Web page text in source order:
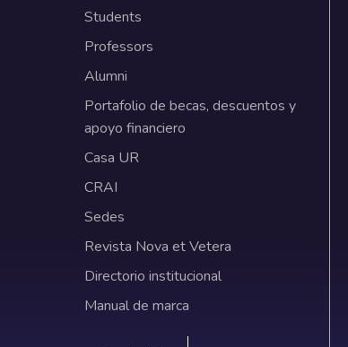
Students
Professors
Alumni
Portafolio de becas, descuentos y
apoyo financiero
Casa UR
CRAI
Sedes
Revista Nova et Vetera
Directorio institucional
Manual de marca